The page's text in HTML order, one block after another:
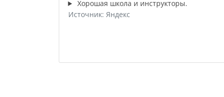
Хорошая школа и инструкторы.
Источник: Яндекс